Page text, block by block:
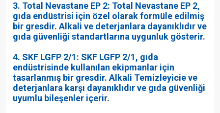
3. Total Nevastane EP 2: Total Nevastane EP 2,
gıda endüstrisi için özel olarak formüle edilmiş
bir gresdir. Alkali ve deterjanlara dayanıklıdır ve
gıda güvenliği standartlarına uygunluk gösterir.
4. SKF LGFP 2/1: SKF LGFP 2/1, gıda
endüstrisinde kullanılan ekipmanlar için
tasarlanmış bir gresdir. Alkali Temizleyicie ve
deterjanlara karşı dayanıklıdır ve gıda güvenliği
uyumlu bileşenler içerir.